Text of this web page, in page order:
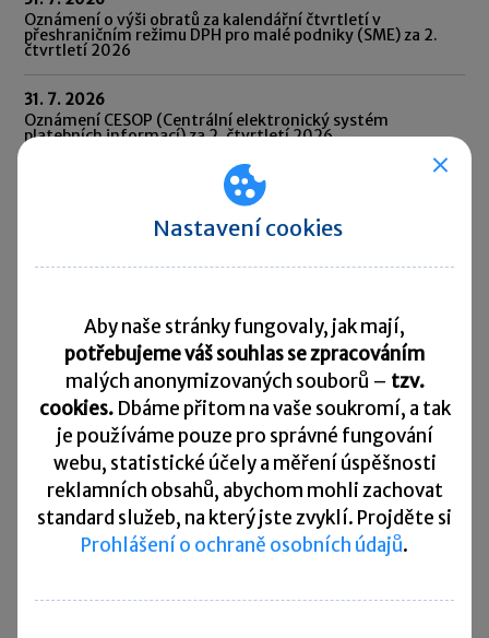
Oznámení o výši obratů za kalendářní čtvrtletí v
přeshraničním režimu DPH pro malé podniky (SME) za 2.
čtvrtletí 2026
31. 7. 2026
Oznámení CESOP (Centrální elektronický systém
platebních informací) za 2. čtvrtletí 2026
Odvod daně vybírané srážkou podle zvláštní sazby daně za
10. 8. 2026
Přehled všech termínů ►
Kurzovní lístek
Načítám
hodnoty
Načítám
hodnoty
Nastavení cookies
Aby naše stránky fungovaly, jak mají,
potřebujeme váš souhlas se zpracováním
malých anonymizovaných souborů – tzv.
cookies. Dbáme přitom na vaše soukromí, a tak
je používáme pouze pro správné fungování
webu, statistické účely a měření úspěšnosti
reklamních obsahů, abychom mohli zachovat
standard služeb, na který jste zvyklí. Projděte si
Prohlášení o ochraně osobních údajů.